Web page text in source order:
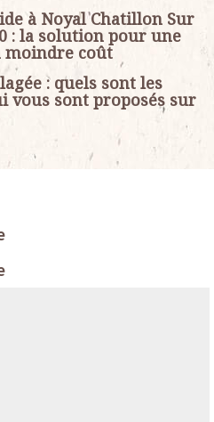
à Noyal Chatillon Sur
: la solution pour une
moindre coût
: quels sont les
vous sont proposés sur